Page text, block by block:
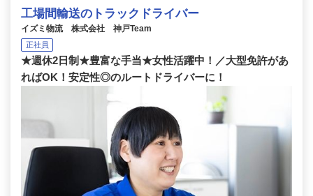
工場間輸送のトラックドライバー
イズミ物流 株式会社 神戸Team
正社員
★週休2日制★豊富な手当★女性活躍中！／大型免許があ
ればOK！安定性◎のルートドライバーに！